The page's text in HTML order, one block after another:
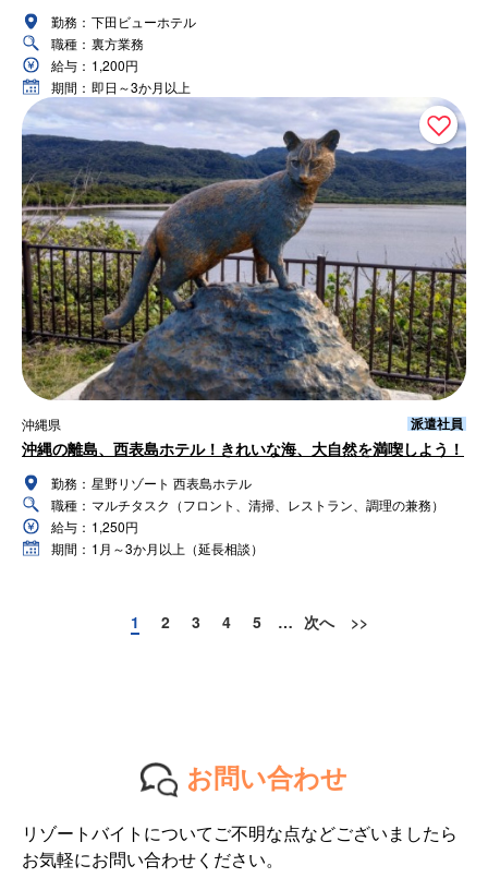
勤務： 下田ビューホテル
職種： 裏方業務
給与： 1,200円
期間： 即日～3か月以上
沖縄県 派遣社員
沖縄の離島、西表島ホテル！きれいな海、大自然を満喫しよう！
勤務： 星野リゾート 西表島ホテル
職種： マルチタスク（フロント、清掃、レストラン、調理の兼務）
給与： 1,250円
期間： 1月～3か月以上（延長相談）
1 2 3 4 5 … 次へ >>
お問い合わせ
リゾートバイトについてご不明な点などございましたら
お気軽にお問い合わせください。